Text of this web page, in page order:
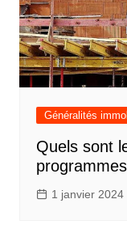
Généralités
Quels sont
1 janvier 2024